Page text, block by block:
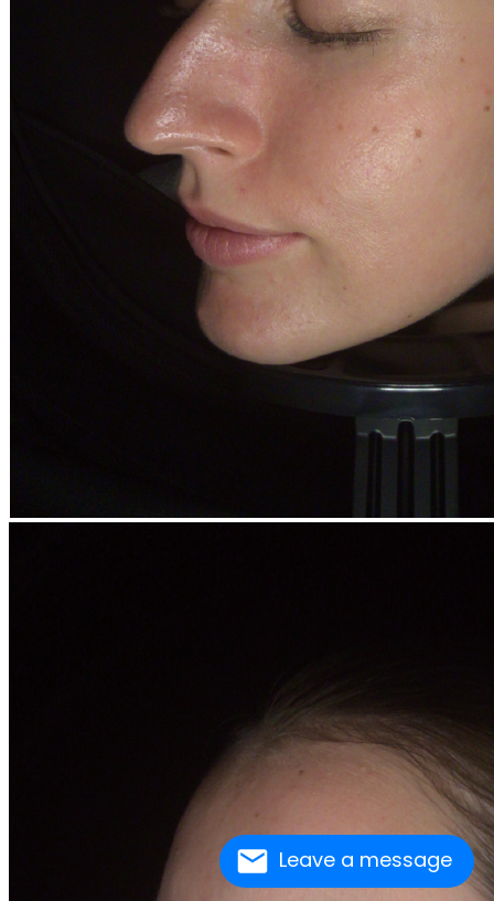
Leave a message